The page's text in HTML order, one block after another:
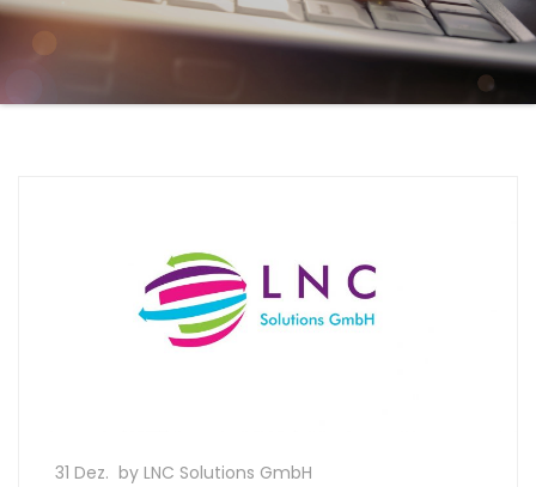
31 Dez. by LNC Solutions GmbH